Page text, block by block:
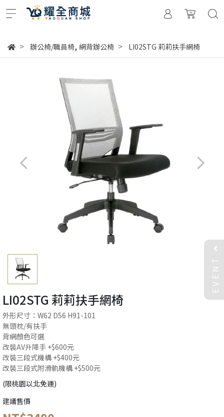
辦公椅/職員椅, 網背辦公椅 LI02STG 莉莉扶手網椅
LI02STG 莉莉扶手網椅
外形尺寸：W62 D56 H91-101
無頭枕/有扶手
背網顏色可選
改裝AV升降手 +$600元
改裝三段式機構 +$400元
改裝三段式附滑軌機構 +$500元
(限桃園以北免運)
建議售價
EVENT